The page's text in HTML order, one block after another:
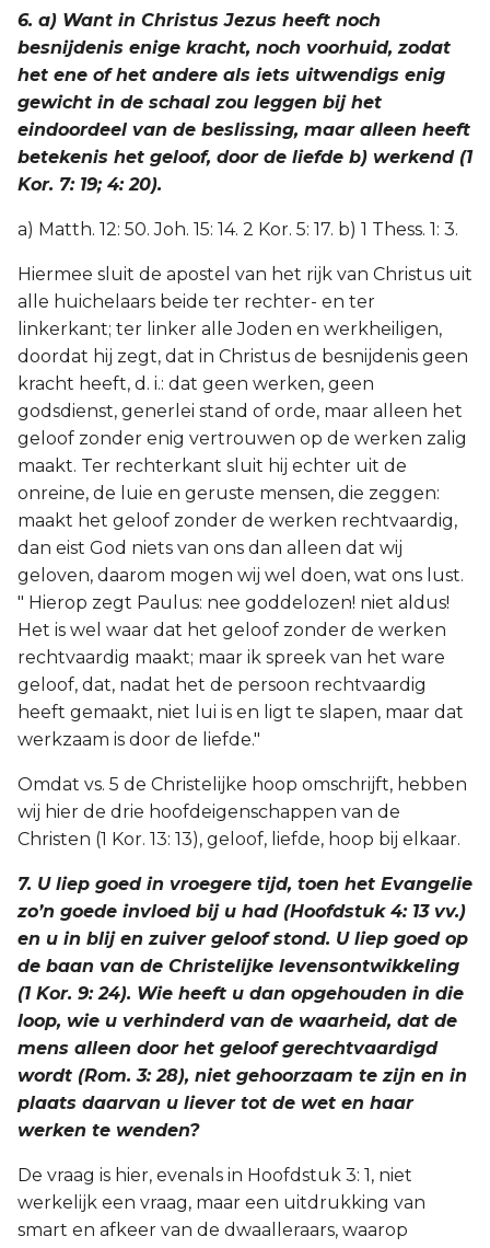
6. a) Want in Christus Jezus heeft noch
besnijdenis enige kracht, noch voorhuid, zodat
het ene of het andere als iets uitwendigs enig
gewicht in de schaal zou leggen bij het
eindoordeel van de beslissing, maar alleen heeft
betekenis het geloof, door de liefde b) werkend (1
Kor. 7: 19; 4: 20).
a) Matth. 12: 50. Joh. 15: 14. 2 Kor. 5: 17. b) 1 Thess. 1: 3.
Hiermee sluit de apostel van het rijk van Christus uit
alle huichelaars beide ter rechter- en ter
linkerkant; ter linker alle Joden en werkheiligen,
doordat hij zegt, dat in Christus de besnijdenis geen
kracht heeft, d. i.: dat geen werken, geen
godsdienst, generlei stand of orde, maar alleen het
geloof zonder enig vertrouwen op de werken zalig
maakt. Ter rechterkant sluit hij echter uit de
onreine, de luie en geruste mensen, die zeggen:
maakt het geloof zonder de werken rechtvaardig,
dan eist God niets van ons dan alleen dat wij
geloven, daarom mogen wij wel doen, wat ons lust.
" Hierop zegt Paulus: nee goddelozen! niet aldus!
Het is wel waar dat het geloof zonder de werken
rechtvaardig maakt; maar ik spreek van het ware
geloof, dat, nadat het de persoon rechtvaardig
heeft gemaakt, niet lui is en ligt te slapen, maar dat
werkzaam is door de liefde."
Omdat vs. 5 de Christelijke hoop omschrijft, hebben
wij hier de drie hoofdeigenschappen van de
Christen (1 Kor. 13: 13), geloof, liefde, hoop bij elkaar.
7. U liep goed in vroegere tijd, toen het Evangelie
zo’n goede invloed bij u had (Hoofdstuk 4: 13 vv.)
en u in blij en zuiver geloof stond. U liep goed op
de baan van de Christelijke levensontwikkeling
(1 Kor. 9: 24). Wie heeft u dan opgehouden in die
loop, wie u verhinderd van de waarheid, dat de
mens alleen door het geloof gerechtvaardigd
wordt (Rom. 3: 28), niet gehoorzaam te zijn en in
plaats daarvan u liever tot de wet en haar
werken te wenden?
De vraag is hier, evenals in Hoofdstuk 3: 1, niet
werkelijk een vraag, maar een uitdrukking van
smart en afkeer van de dwaalleraars, waarop